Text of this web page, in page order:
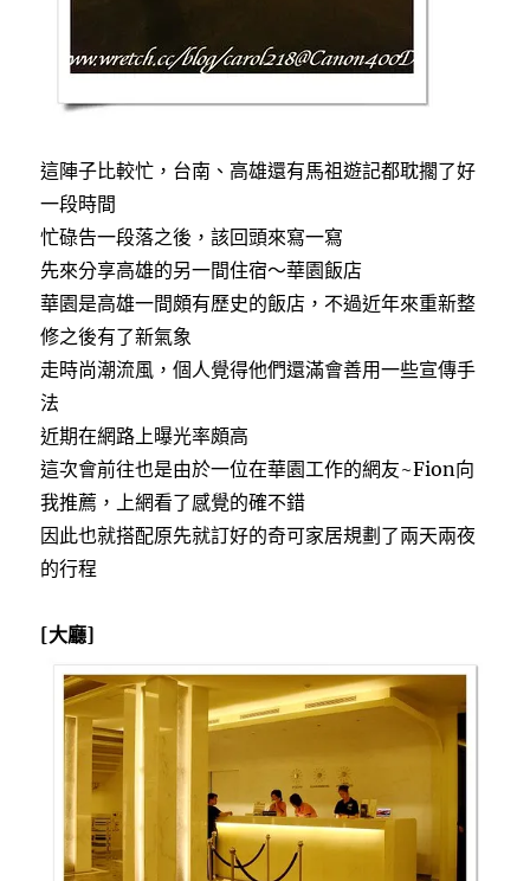
這陣子比較忙，台南、高雄還有馬祖遊記都耽擱了好
一段時間
忙碌告一段落之後，該回頭來寫一寫
先來分享高雄的另一間住宿～華園飯店
華園是高雄一間頗有歷史的飯店，不過近年來重新整
修之後有了新氣象
走時尚潮流風，個人覺得他們還滿會善用一些宣傳手
法
近期在網路上曝光率頗高
這次會前往也是由於一位在華園工作的網友~Fion向
我推薦，上網看了感覺的確不錯
因此也就搭配原先就訂好的奇可家居規劃了兩天兩夜
的行程
[大廳]